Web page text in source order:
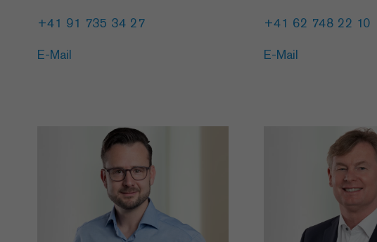
+41 91 735 34 27
E-Mail
+41 62 748 22 10
E-Mail